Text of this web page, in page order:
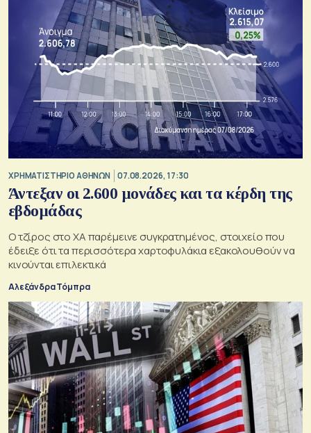
XΡΗΜΑΤΙΣΤΗΡΙΟ ΑΘΗΝΩΝ 07.08.2026, 17:30
Άντεξαν οι 2.600 μονάδες και τα κέρδη της
εβδομάδας
Ο τζίρος στο ΧΑ παρέμεινε συγκρατημένος, στοιχείο που
έδειξε ότι τα περισσότερα χαρτοφυλάκια εξακολουθούν να
κινούνται επιλεκτικά
Αλεξάνδρα Τόμπρα